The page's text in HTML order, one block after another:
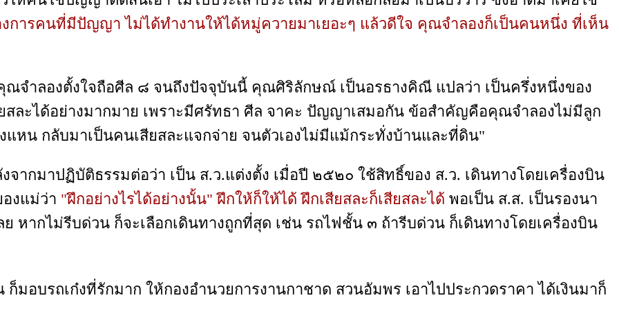
การคนที่มีปัญญา ไม่ได้ทำงานให้ได้หมู่ควายมาเยอะๆ แล้วดีใจ คุณจำลองก็เป็นคนหนึ่ง ที่เห็น
จำลองตั้งใจถือศีล ๘ จนถึงปัจจุบันนี้ คุณศิริลักษณ์ เป็นอรธางคิณี แปลว่า เป็นครึ่งหนึ่งของ
ละได้อย่างมากมาย เพราะมีศรัทธา ศีล จาคะ ปัญญาเสมอกัน ข้อสำคัญคือคุณจำลองไม่มีลูก
หน กลับมาเป็นคนเสียสละแจกจ่าย จนตัวเองไม่มีแม้กระทั่งบ้านและที่ดิน"
จากมาปฏิบัติธรรมต่อว่า เป็น ส.ว.แต่งตั้ง เมื่อปี ๒๕๒๐ ใช้สิทธิ์ของ ส.ว. เดินทางโดยเครื่องบิน
งแม่ว่า "ฝึกอย่างไรได้อย่างนั้น" ฝึกให้ก็ให้ได้ ฝึกเสียสละก็เสียสละได้ พอเป็น ส.ส. เป็นรองนา
หากไม่รีบด่วน ก็จะเลือกเดินทางถูกที่สุด เช่น รถไฟชั้น ๓ ถ้ารีบด่วน ก็เดินทางโดยเครื่องบิน
มอบรถเก๋งที่รักมาก ให้กองอำนวยการงานกาชาด สวนอัมพร เอาไปประกวดราคา ได้เงินมาก็